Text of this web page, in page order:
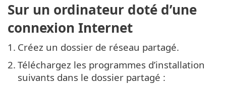
Sur un ordinateur doté d’une
connexion Internet
1. Créez un dossier de réseau partagé.
2. Téléchargez les programmes d’installation
suivants dans le dossier partagé :